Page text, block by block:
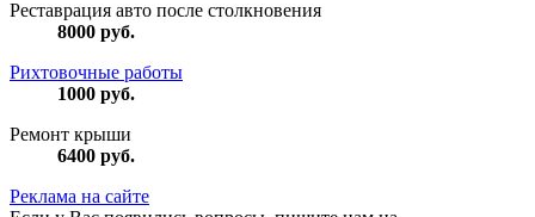
Реставрация авто после столкновения
8000 руб.
Рихтовочные работы
1000 руб.
Ремонт крыши
6400 руб.
Реклама на сайте